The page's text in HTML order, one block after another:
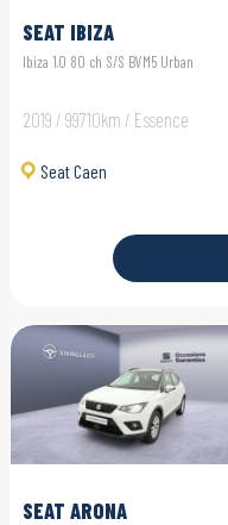
SEAT IBIZA
Ibiza 1.0 80 ch S/S BVM5 Urban
2019 / 99710km / Essence
Seat Caen
SEAT ARONA